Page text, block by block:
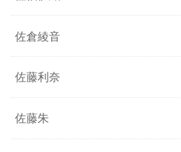
佐倉綾音
佐藤利奈
佐藤朱